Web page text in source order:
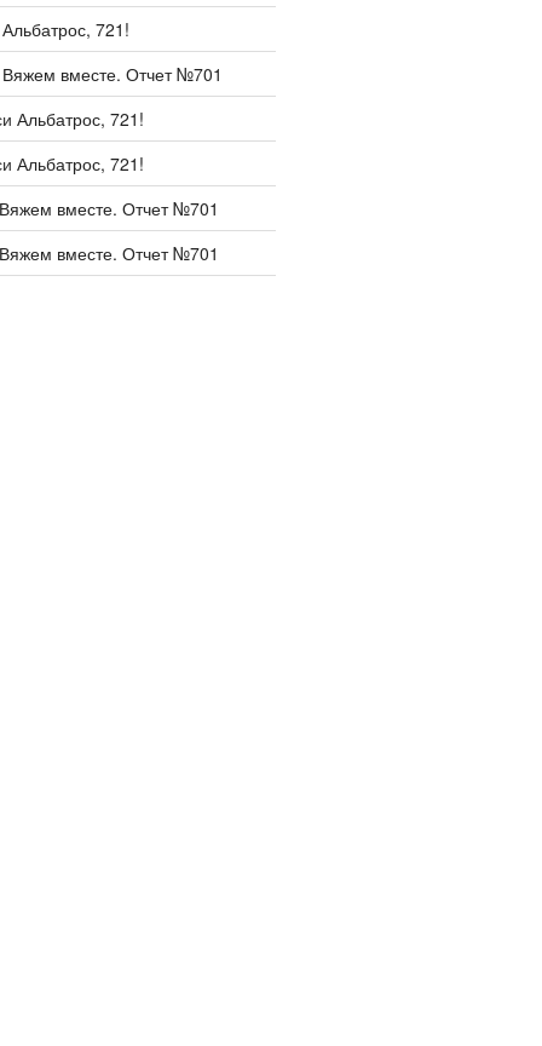
Альбатрос, 721!
Вяжем вместе. Отчет №701
Альбатрос, 721!
Альбатрос, 721!
вместе. Отчет №701
вместе. Отчет №701